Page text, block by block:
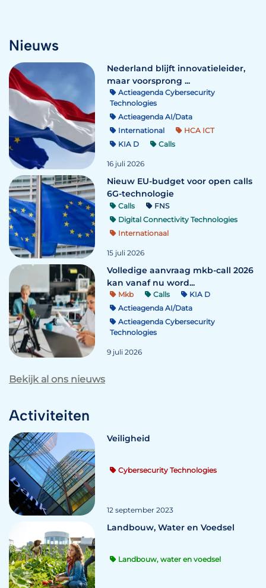
Nieuws
Nederland blijft innovatieleider,
maar voorsprong ...
Actieagenda Cybersecurity
Technologies
Actieagenda AI/Data
International
HCA ICT
KIA D
Calls
16 juli 2026
Nieuw EU-budget voor open calls
6G-technologie
Calls
FNS
Digital Connectivity Technologies
Internationaal
15 juli 2026
Volledige aanvraag mkb-call 2026
kan vanaf nu word...
Mkb Calls
KIA D
Actieagenda AI/Data
Actieagenda Cybersecurity
Technologies
9 juli 2026
Bekijk al ons nieuws
Activiteiten
Veiligheid
Cybersecurity Technologies
12 september 2023
Landbouw, Water en Voedsel
Landbouw, water en voedsel